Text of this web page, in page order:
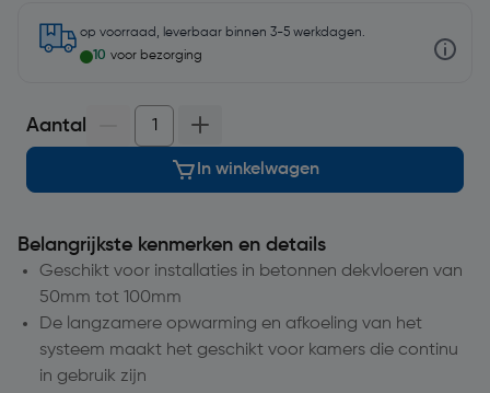
op voorraad, leverbaar binnen 3-5 werkdagen.
10 voor bezorging
Aantal
In winkelwagen
Belangrijkste kenmerken en details
Geschikt voor installaties in betonnen dekvloeren van
50mm tot 100mm
De langzamere opwarming en afkoeling van het
systeem maakt het geschikt voor kamers die continu
in gebruik zijn